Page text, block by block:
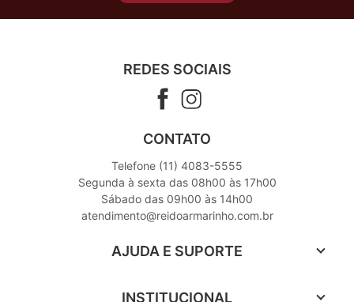
REDES SOCIAIS
CONTATO
Telefone (11) 4083-5555
Segunda à sexta das 08h00 às 17h00
Sábado das 09h00 às 14h00
atendimento@reidoarmarinho.com.br
AJUDA E SUPORTE
INSTITUCIONAL